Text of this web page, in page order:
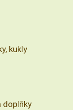
kukly
doplňky